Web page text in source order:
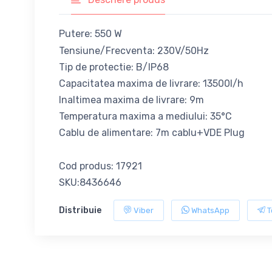
Putere: 550 W
Tensiune/Frecventa: 230V/50Hz
Tip de protectie: B/IP68
Capacitatea maxima de livrare: 13500l/h
Inaltimea maxima de livrare: 9m
Temperatura maxima a mediului: 35°C
Cablu de alimentare: 7m cablu+VDE Plug
Cod produs: 17921
SKU:8436646
Distribuie Viber WhatsApp